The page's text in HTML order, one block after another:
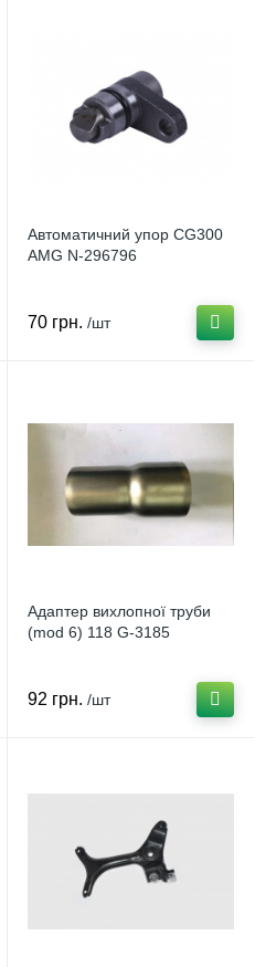
Автоматичний упор CG300
AMG N-296796
70 грн. /шт
Адаптер вихлопної труби
(mod 6) 118 G-3185
92 грн. /шт